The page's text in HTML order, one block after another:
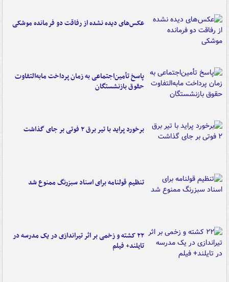
عکس‌های دیده نشده از رفاقت دو فرمانده‌ موشکی
پاسخ تأمین‌اجتماعی به زمان پرداخت مابه‌التفاوت
حقوق بازنشستگان
برخورد پراید با تیر برق ۲ فوتی بر جای گذاشت
تنظیم قولنامه برای اسناد سبزرنگ ممنوع شد
۲۲ کشته و زخمی بر اثر تیراندازی در یک مدرسه در
تایلند+ فیلم